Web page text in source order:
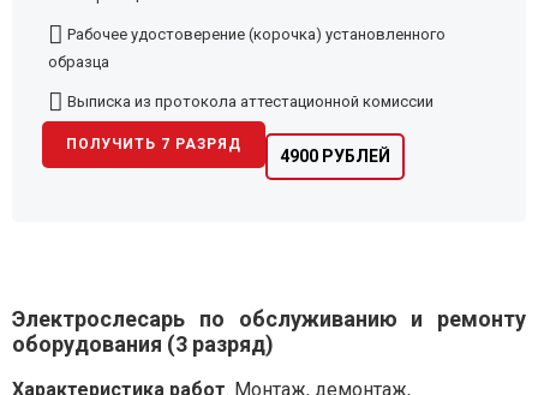
Рабочее удостоверение (корочка) установленного
образца
Выписка из протокола аттестационной комиссии
4900 РУБЛЕЙ
ПОЛУЧИТЬ 7 РАЗРЯД
Электрослесарь по обслуживанию и ремонту
оборудования (3 разряд)
Характеристика работ. Монтаж, демонтаж,